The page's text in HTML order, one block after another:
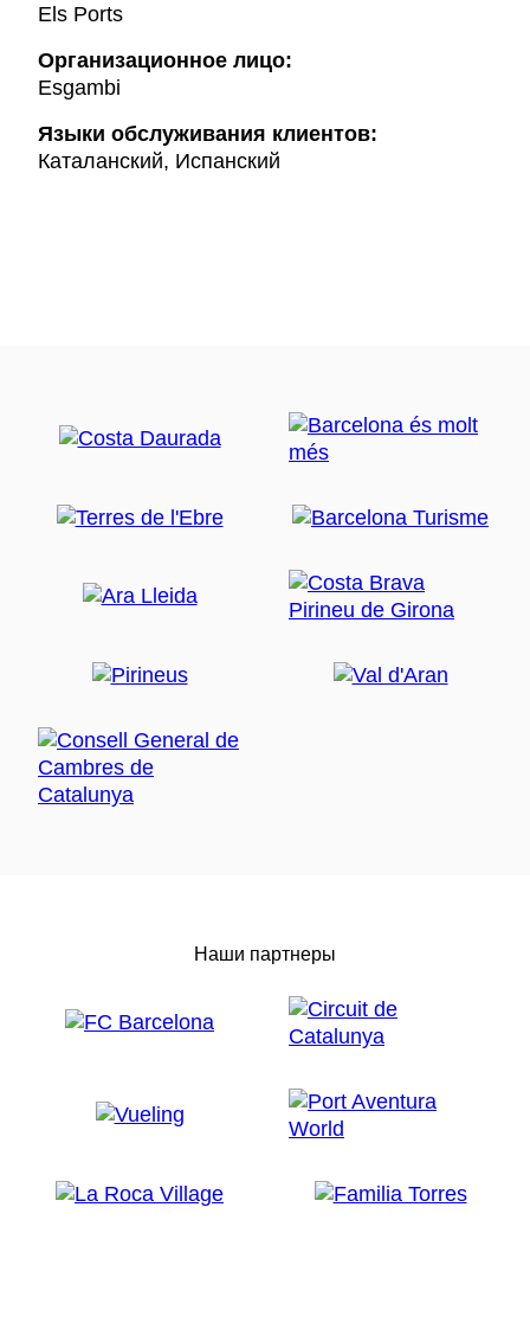
Els Ports
Организационное лицо:
Esgambi
Языки обслуживания клиентов:
Каталанский, Испанский
Наши партнеры